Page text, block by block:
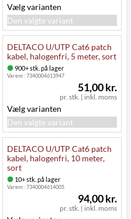
Vælg varianten
Den valgte variant
DELTACO U/UTP Cat6 patch
kabel, halogenfri, 5 meter, sort
900+ stk. på lager
Varenr.:7340004613947
pr. stk. | inkl. moms
51,00 kr.
Vælg varianten
Den valgte variant
DELTACO U/UTP Cat6 patch
kabel, halogenfri, 10 meter,
sort
10+ stk. på lager
Varenr.:7340004614005
pr. stk. | inkl. moms
94,00 kr.